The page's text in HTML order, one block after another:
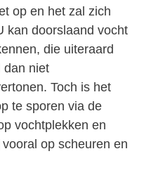
op en het zal zich
kan doorslaand vocht
die uiteraard
dan niet
Toch is het
te sporen via de
vochtplekken en
op scheuren en